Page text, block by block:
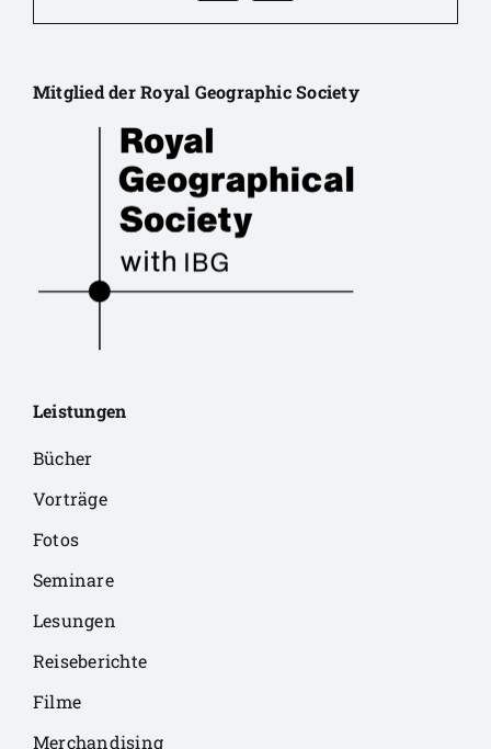
Mitglied der Royal Geographic Society
Leistungen
Bücher
Vorträge
Fotos
Seminare
Lesungen
Reiseberichte
Filme
Merchandising